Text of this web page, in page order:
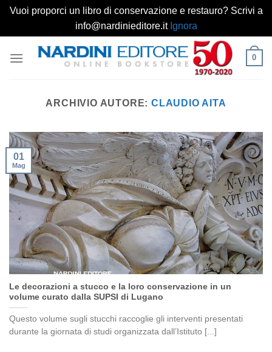
Vuoi proporci un libro di conservazione e restauro? Scrivi a
info@nardinieditore.it Ignora
0
ARCHIVIO AUTORE: CLAUDIO AITA
Le decorazioni a stucco e la loro conservazione in un
volume curato dalla SUPSI di Lugano
Questo volume sugli stucchi raccoglie gli interventi presentati
durante la giornata di studi organizzata dall’Istituto [...]
01
Mag